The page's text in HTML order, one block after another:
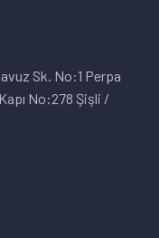
Sk. No:1 Perpa
No:278 Şişli /